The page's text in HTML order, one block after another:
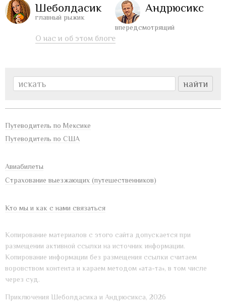
Шеболдасик
главный рыжик
Андрюсикс
впередсмотрящий
О нас и об этом блоге
Путеводитель по Мексике
Путеводитель по США
Авиабилеты
Страхование выезжающих (путешественников)
Кто мы и как с нами связаться
Копирование материалов с этого сайта допускается при
размещении активной ссылки на источник информации.
Копирование информации без размещения ссылки считаем
воровством контента и караем методом «ата-та», в том числе
через суд.
Приключения Шеболдасика и Андрюсикса, 2026